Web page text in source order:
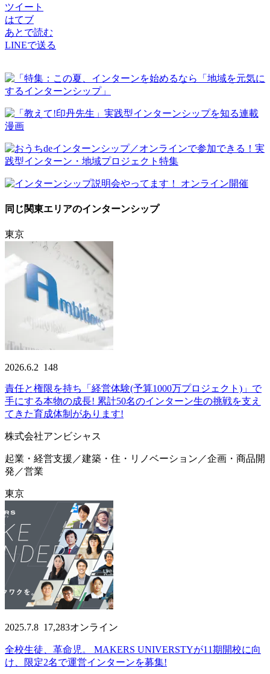
ツイート
はてブ
あとで読む
LINEで送る
同じ関東エリアのインターンシップ
東京
2026.6.2 148
責任と権限を持ち「経営体験(予算1000万プロジェクト)」で
手にする本物の成長! 累計50名のインターン生の挑戦を支え
てきた育成体制があります!
株式会社アンビシャス
起業・経営支援／建築・住・リノベーション／企画・商品開
発／営業
東京
2025.7.8 17,283オンライン
全校生徒、革命児。 MAKERS UNIVERSTYが11期開校に向
け、限定2名で運営インターンを募集!